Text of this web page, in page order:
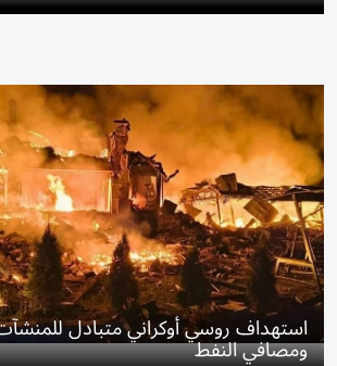
استهداف روسي أوكراني متبادل
ومصافي النفط